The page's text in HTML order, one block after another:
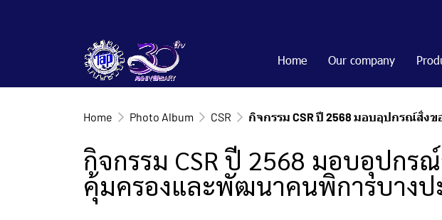
Home Our company
Home Photo Album CSR กิจกรรม CSR ปี 2568 มอบอุปกรณ์สิ่ง
กิจกรรม CSR ปี 2568 มอบอุปกร
คุ้มครองและพัฒนาคนพิการบางป